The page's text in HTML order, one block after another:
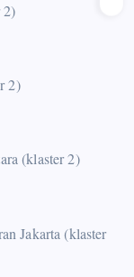
2)
2)
(klaster 2)
Jakarta (klaster